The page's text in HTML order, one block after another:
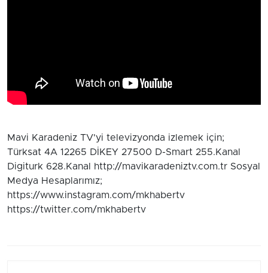
Mavi Karadeniz TV'yi televizyonda izlemek için;
Türksat 4A 12265 DİKEY 27500 D-Smart 255.Kanal
Digiturk 628.Kanal http://mavikaradeniztv.com.tr Sosyal
Medya Hesaplarımız;
https://www.instagram.com/mkhabertv
https://twitter.com/mkhabertv